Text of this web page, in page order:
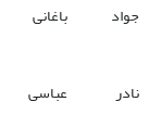
جواد
باغانی
نادر عباسی